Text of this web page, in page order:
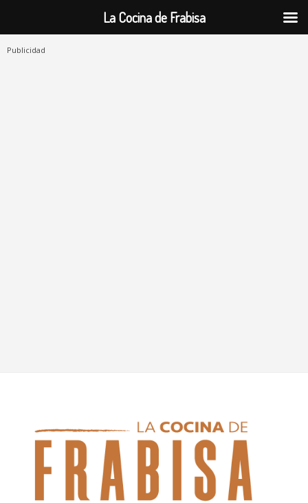
Publicidad
La Cocina de Frabisa